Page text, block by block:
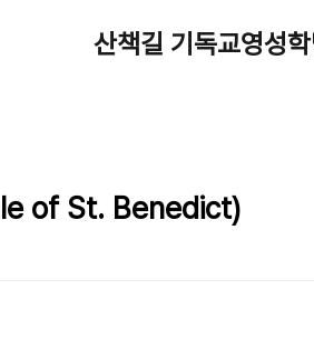
산책길 기독교영성
of St. Benedict)